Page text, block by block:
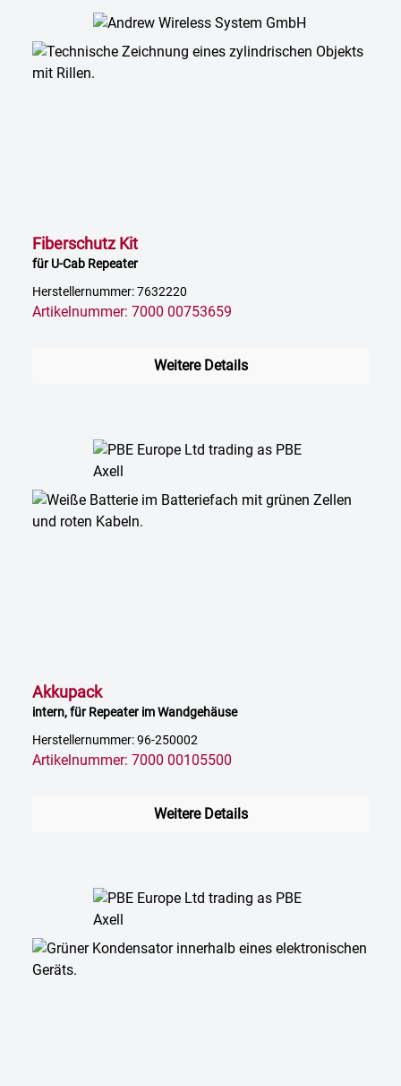
Fiberschutz Kit
für U-Cab Repeater
Herstellernummer: 7632220
Artikelnummer: 7000 00753659
Weitere Details
Akkupack
intern, für Repeater im Wandgehäuse
Herstellernummer: 96-250002
Artikelnummer: 7000 00105500
Weitere Details